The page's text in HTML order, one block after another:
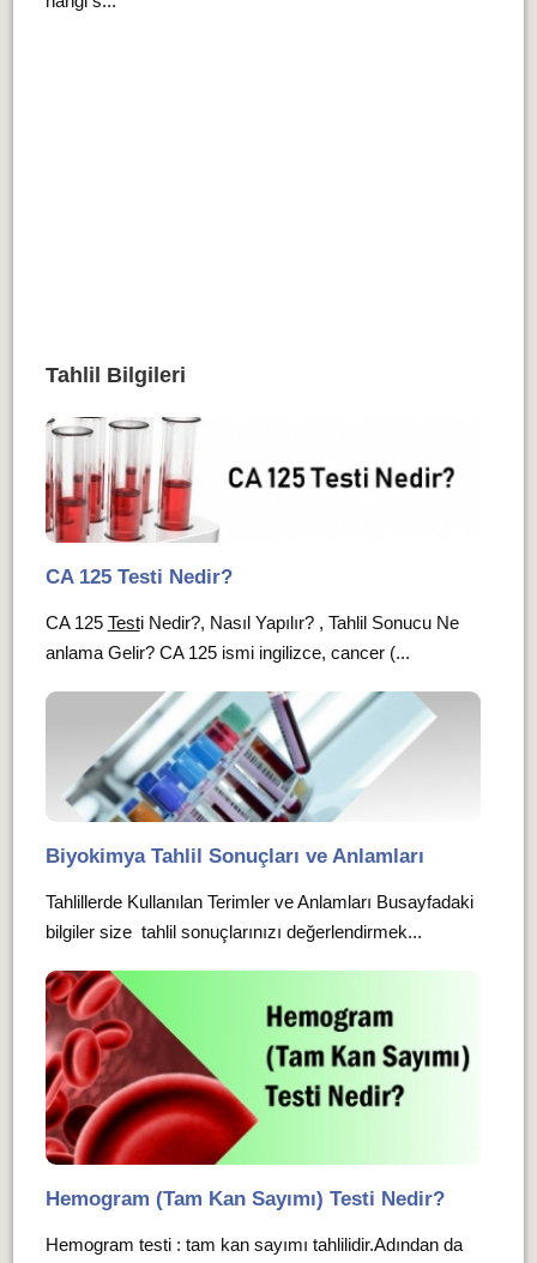
Tahlil Bilgileri
CA 125 Testi Nedir?
CA 125 Testi Nedir?, Nasıl Yapılır? , Tahlil Sonucu Ne
anlama Gelir? CA 125 ismi ingilizce, cancer (...
Biyokimya Tahlil Sonuçları ve Anlamları
Tahlillerde Kullanılan Terimler ve Anlamları Busayfadaki
bilgiler size tahlil sonuçlarınızı değerlendirmek...
Hemogram (Tam Kan Sayımı) Testi Nedir?
Hemogram testi : tam kan sayımı tahlilidir.Adından da